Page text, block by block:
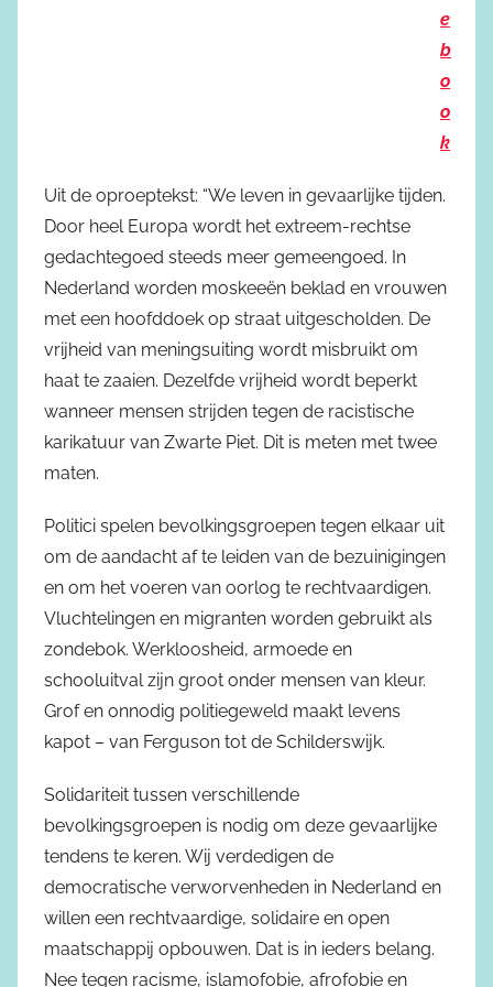
e
b
o
o
k
Uit de oproeptekst: “We leven in gevaarlijke tijden.
Door heel Europa wordt het extreem-rechtse
gedachtegoed steeds meer gemeengoed. In
Nederland worden moskeeën beklad en vrouwen
met een hoofddoek op straat uitgescholden. De
vrijheid van meningsuiting wordt misbruikt om
haat te zaaien. Dezelfde vrijheid wordt beperkt
wanneer mensen strijden tegen de racistische
karikatuur van Zwarte Piet. Dit is meten met twee
maten.
Politici spelen bevolkingsgroepen tegen elkaar uit
om de aandacht af te leiden van de bezuinigingen
en om het voeren van oorlog te rechtvaardigen.
Vluchtelingen en migranten worden gebruikt als
zondebok. Werkloosheid, armoede en
schooluitval zijn groot onder mensen van kleur.
Grof en onnodig politiegeweld maakt levens
kapot – van Ferguson tot de Schilderswijk.
Solidariteit tussen verschillende
bevolkingsgroepen is nodig om deze gevaarlijke
tendens te keren. Wij verdedigen de
democratische verworvenheden in Nederland en
willen een rechtvaardige, solidaire en open
maatschappij opbouwen. Dat is in ieders belang.
Nee tegen racisme, islamofobie, afrofobie en